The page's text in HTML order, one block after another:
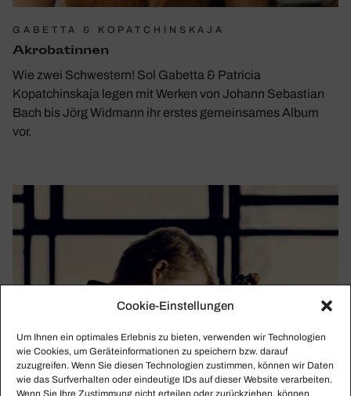
Cookie-Einstellungen
Um Ihnen ein optimales Erlebnis zu bieten, verwenden wir Technologien
wie Cookies, um Geräteinformationen zu speichern bzw. darauf
zuzugreifen. Wenn Sie diesen Technologien zustimmen, können wir Daten
wie das Surfverhalten oder eindeutige IDs auf dieser Website verarbeiten.
Wenn Sie Ihre Zustimmung nicht erteilen oder zurückziehen, können
GABETTA & KOPATCHINSKAJA
Akro­ba­tinnen
Wie zwei Schwestern! Sol Gabetta & Patricia
Kopatchinskaja legen mit Werken von Johann Sebastian
Bach bis Jörg Widmann ihr erstes gemeinsames Album
vor.